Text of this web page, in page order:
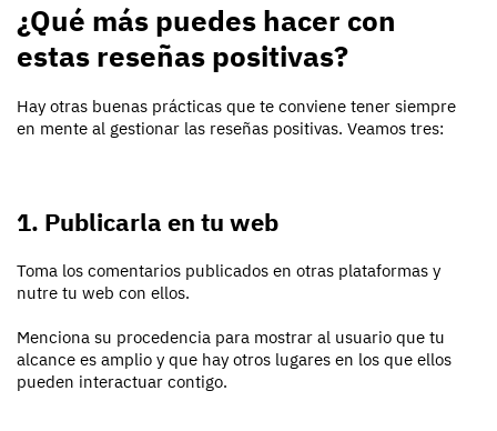
¿Qué más puedes hacer con
estas reseñas positivas?
Hay otras buenas prácticas que te conviene tener siempre
en mente al gestionar las reseñas positivas. Veamos tres:
1. Publicarla en tu web
Toma los comentarios publicados en otras plataformas y
nutre tu web con ellos.
Menciona su procedencia para mostrar al usuario que tu
alcance es amplio y que hay otros lugares en los que ellos
pueden interactuar contigo.